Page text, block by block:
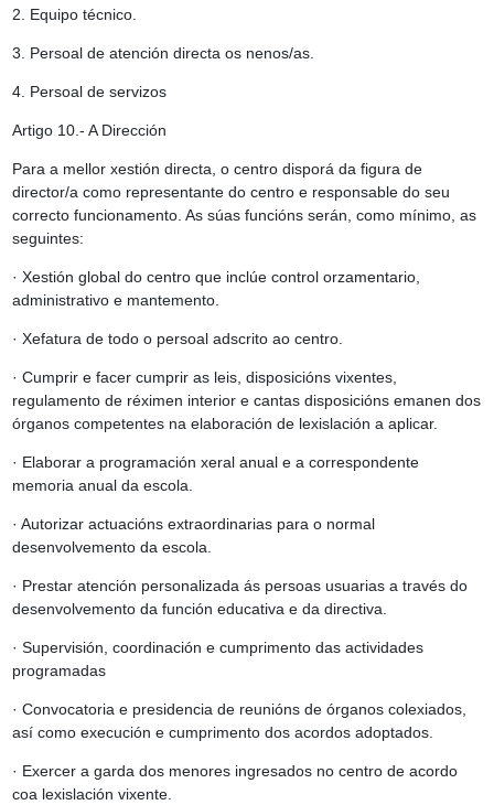
2. Equipo técnico.
3. Persoal de atención directa os nenos/as.
4. Persoal de servizos
Artigo 10.- A Dirección
Para a mellor xestión directa, o centro disporá da figura de
director/a como representante do centro e responsable do seu
correcto funcionamento. As súas funcións serán, como mínimo, as
seguintes:
· Xestión global do centro que inclúe control orzamentario,
administrativo e mantemento.
· Xefatura de todo o persoal adscrito ao centro.
· Cumprir e facer cumprir as leis, disposicións vixentes,
regulamento de réximen interior e cantas disposicións emanen dos
órganos competentes na elaboración de lexislación a aplicar.
· Elaborar a programación xeral anual e a correspondente
memoria anual da escola.
· Autorizar actuacións extraordinarias para o normal
desenvolvemento da escola.
· Prestar atención personalizada ás persoas usuarias a través do
desenvolvemento da función educativa e da directiva.
· Supervisión, coordinación e cumprimento das actividades
programadas
· Convocatoria e presidencia de reunións de órganos colexiados,
así como execución e cumprimento dos acordos adoptados.
· Exercer a garda dos menores ingresados no centro de acordo
coa lexislación vixente.